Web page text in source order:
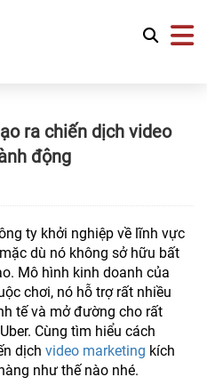
ra chiến dịch video
động
ty khởi nghiệp về lĩnh vực
dù nó không sở hữu bất
Mô hình kinh doanh của
chơi, nó hỗ trợ rất nhiều
tế và mở đường cho rất
Cùng tìm hiểu cách
dịch video marketing kích
như thế nào nhé.